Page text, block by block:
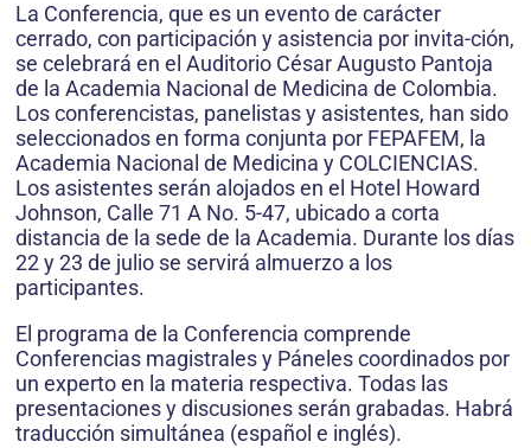
La Conferencia, que es un evento de carácter
cerrado, con participación y asistencia por invita-ción,
se celebrará en el Auditorio César Augusto Pantoja
de la Academia Nacional de Medicina de Colombia.
Los conferencistas, panelistas y asistentes, han sido
seleccionados en forma conjunta por FEPAFEM, la
Academia Nacional de Medicina y COLCIENCIAS.
Los asistentes serán alojados en el Hotel Howard
Johnson, Calle 71 A No. 5-47, ubicado a corta
distancia de la sede de la Academia. Durante los días
22 y 23 de julio se servirá almuerzo a los
participantes.
El programa de la Conferencia comprende
Conferencias magistrales y Páneles coordinados por
un experto en la materia respectiva. Todas las
presentaciones y discusiones serán grabadas. Habrá
traducción simultánea (español e inglés).